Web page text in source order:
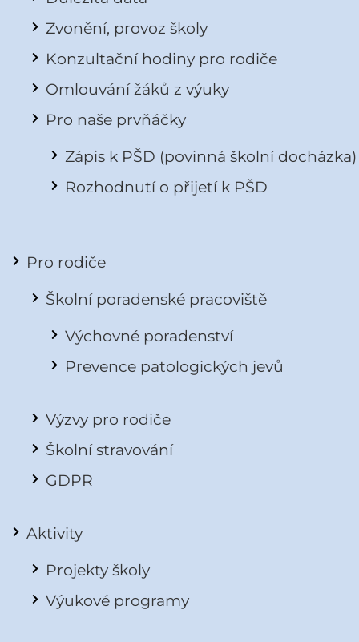
Zvonění, provoz školy
Konzultační hodiny pro rodiče
Omlouvání žáků z výuky
Pro naše prvňáčky
Zápis k PŠD (povinná školní docházka)
Rozhodnutí o přijetí k PŠD
Pro rodiče
Školní poradenské pracoviště
Výchovné poradenství
Prevence patologických jevů
Výzvy pro rodiče
Školní stravování
GDPR
Aktivity
Projekty školy
Výukové programy